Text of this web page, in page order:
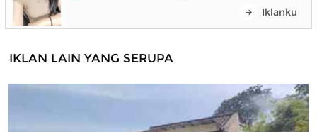
Iklanku
IKLAN LAIN YANG SERUPA